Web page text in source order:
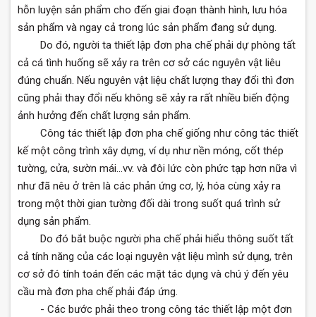
hỗn luyện sản phẩm cho đến giai đoạn thành hình, lưu hóa
sản phẩm và ngay cả trong lúc sản phẩm đang sử dụng.
Do đó, người ta thiết lập đơn pha chế phải dự phòng tất
cả cá tình huống sẽ xảy ra trên cơ sở các nguyên vật liêu
đúng chuẩn. Nếu nguyên vật liệu chất lượng thay đổi thì đơn
cũng phải thay đổi nếu không sẽ xảy ra rất nhiều biến động
ảnh hưởng đến chất lượng sản phẩm.
Công tác thiết lập đơn pha chế giống như công tác thiết
kế một công trình xây dựng, ví dụ như nền móng, cốt thép
tường, cửa, sườn mái...vv. và đôi lức còn phức tạp hơn nữa vì
như đã nêu ở trên là các phản ứng cơ, lý, hóa cùng xảy ra
trong một thời gian tường đối dài trong suốt quá trình sử
dụng sản phẩm.
Do đó bắt buộc người pha chế phải hiểu thông suốt tất
cả tính năng của các loại nguyên vật liệu mình sử dụng, trên
cơ sở đó tính toán đến các mặt tác dụng và chú ý đến yêu
cầu mà đơn pha chế phải đáp ứng.
- Các bước phải theo trong công tác thiết lập một đơn